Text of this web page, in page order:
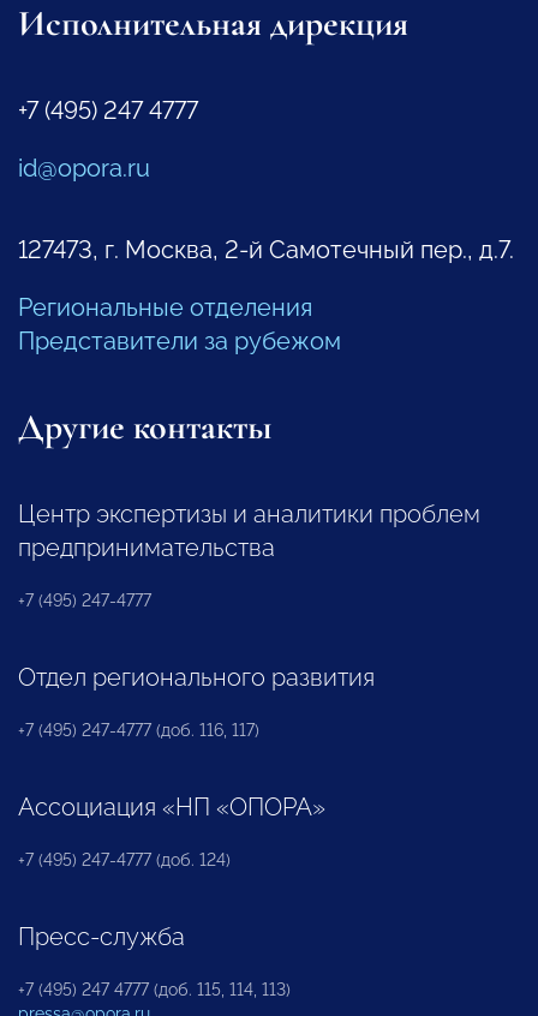
Исполнительная дирекция
+7 (495) 247 4777
id@opora.ru
127473, г. Москва, 2-й Самотечный пер., д.7.
Региональные отделения
Представители за рубежом
Другие контакты
Центр экспертизы и аналитики проблем
предпринимательства
+7 (495) 247-4777
Отдел регионального развития
+7 (495) 247-4777 (доб. 116, 117)
Ассоциация «НП «ОПОРА»
+7 (495) 247-4777 (доб. 124)
Пресс-служба
+7 (495) 247 4777 (доб. 115, 114, 113)